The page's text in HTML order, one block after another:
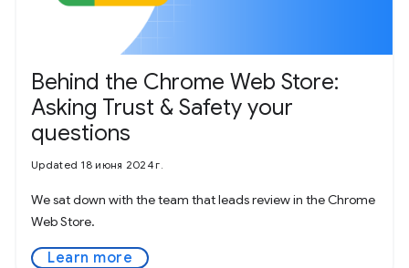
Behind the Chrome Web Store:
Asking Trust & Safety your
questions
Updated 18 июня 2024 г.
We sat down with the team that leads review in the Chrome
Web Store.
Learn more